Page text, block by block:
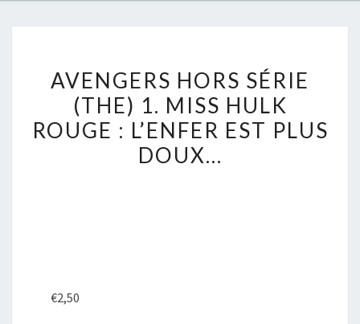
HORS
SÉRIE
(THE)
1.
AVENGERS HORS SÉRIE
(THE) 1. MISS HULK
ROUGE : L’ENFER EST PLUS
DOUX…
€2,50